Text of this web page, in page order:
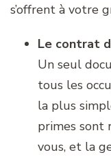
s’offrent à votre
Le contrat
Un seul
tous les
la plus
primes sont
vous, et la